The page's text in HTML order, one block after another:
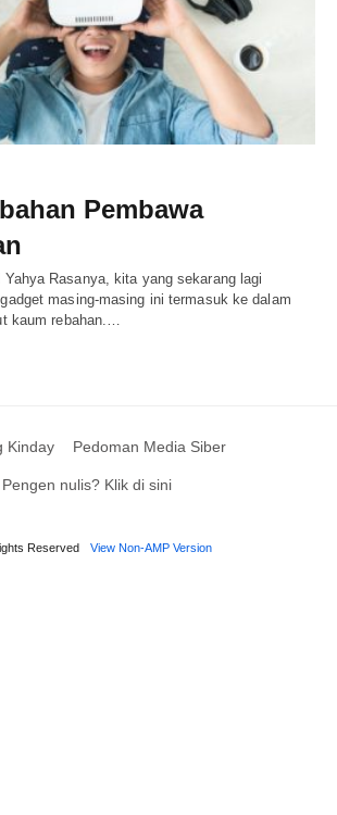
Pembawa
Rasanya, kita yang sekarang lagi
masing-masing ini termasuk ke dalam
kaum rebahan.…
Kinday Pedoman Media Siber
Pengen nulis? Klik di sini
Reserved View Non-AMP Version